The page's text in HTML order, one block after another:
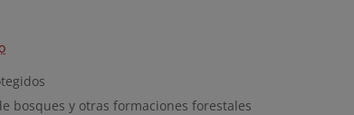
bosques y otras formaciones forestales